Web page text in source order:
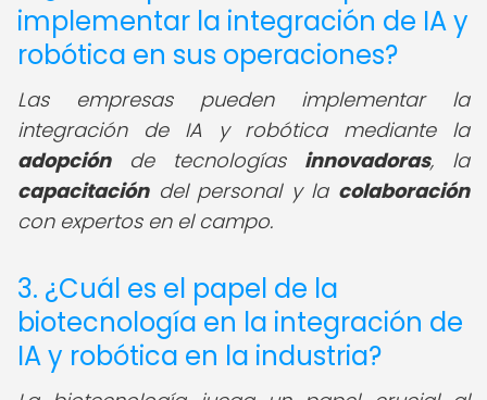
implementar la integración de IA y
robótica en sus operaciones?
Las empresas pueden implementar la
integración de IA y robótica mediante la
adopciónde tecnologías innovadoras, la
capacitacióndel personal y la colaboración
con expertos en el campo.
3. ¿Cuál es el papel de la
biotecnología en la integración de
IA y robótica en la industria?